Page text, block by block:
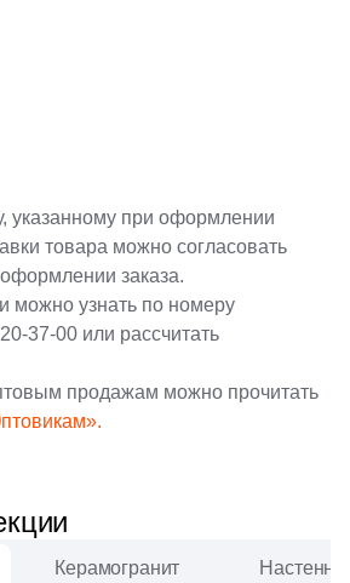
указанному при оформлении
товара можно согласовать
заказа.
можно узнать по номеру
37-00 или рассчитать
продажам можно прочитать
Керамогранит